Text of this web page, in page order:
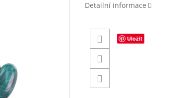
Detailní informace
Uložit